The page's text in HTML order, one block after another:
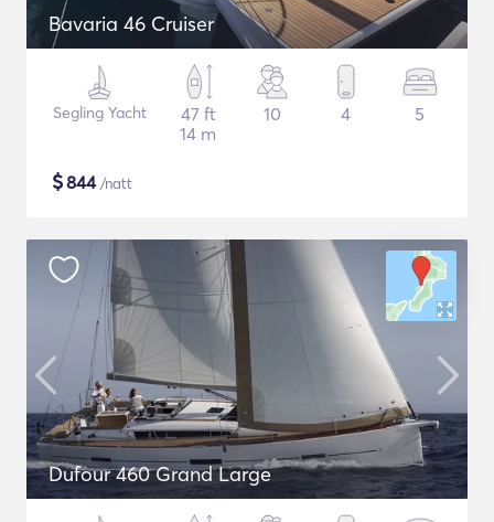
Bavaria 46 Cruiser
Segling Yacht
47 ft
14 m
10 4 5
$844/natt
Dufour 460 Grand Large